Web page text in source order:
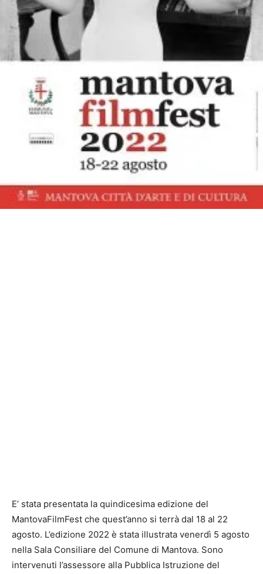
E’ stata presentata la quindicesima edizione del
MantovaFilmFest che quest’anno si terrà dal 18 al 22
agosto. L’edizione 2022 è stata illustrata venerdì 5 agosto
nella Sala Consiliare del Comune di Mantova. Sono
intervenuti l’assessore alla Pubblica Istruzione del